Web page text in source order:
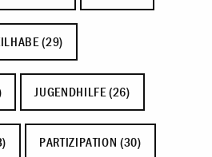
(29)
JUGENDHILFE (26)
PARTIZIPATION (30)